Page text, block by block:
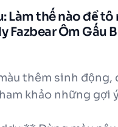
Làm thế nào để tô
Fazbear Ôm Gấu
thêm sinh động,
khảo những gợi